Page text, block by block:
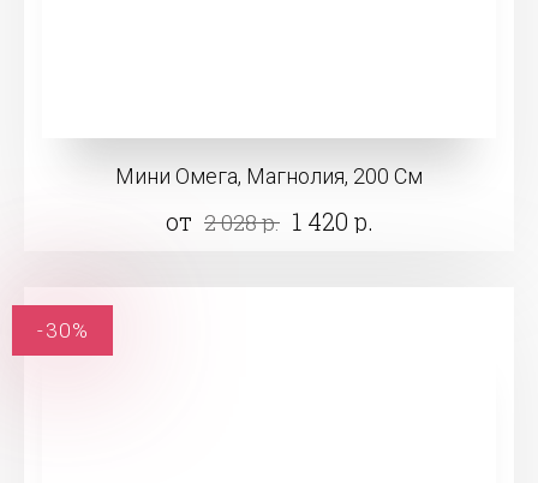
Мини Омега, Магнолия, 200 См
от 2 028 р. 1 420 р.
-30%